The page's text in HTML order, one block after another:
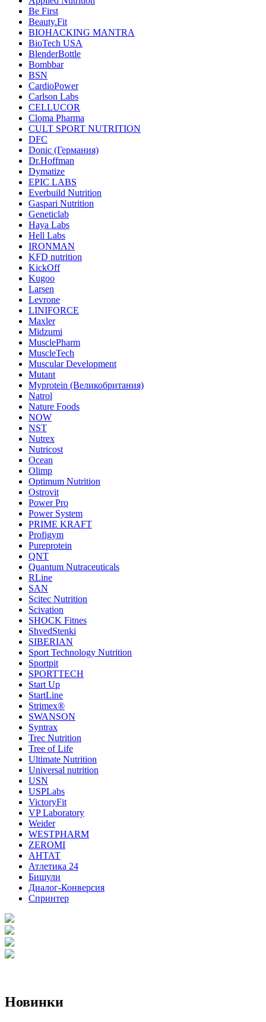
Be First
Beauty.Fit
BIOHACKING MANTRA
BioTech USA
BlenderBottle
Bombbar
BSN
CardioPower
Carlson Labs
CELLUCOR
Cloma Pharma
CULT SPORT NUTRITION
DFC
Donic (Германия)
Dr.Hoffman
Dymatize
EPIC LABS
Everbuild Nutrition
Gaspari Nutrition
Geneticlab
Haya Labs
Hell Labs
IRONMAN
KFD nutrition
KickOff
Kugoo
Larsen
Levrone
LINIFORCE
Maxler
Midzumi
MusclePharm
MuscleTech
Muscular Development
Mutant
Myprotein (Великобритания)
Natrol
Nature Foods
NOW
NST
Nutrex
Nutricost
Ocean
Olimp
Optimum Nutrition
Ostrovit
Power Pro
Power System
PRIME KRAFT
Profigym
Pureprotein
QNT
Quantum Nutraceuticals
RLine
SAN
Scitec Nutrition
Scivation
SHOCK Fitnes
ShvedStenki
SIBERIAN
Sport Technology Nutrition
Sportpit
SPORTTECH
Start Up
StartLine
Strimex®
SWANSON
Syntrax
Trec Nutrition
Tree of Life
Ultimate Nutrition
Universal nutrition
USN
USPLabs
VictoryFit
VP Laboratory
Weider
WESTPHARM
ZEROMI
АНТАТ
Атлетика 24
Бишули
Диалог-Конверсия
Спринтер
Новинки